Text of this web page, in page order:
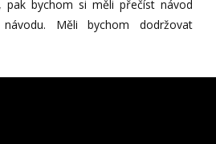
pak bychom si měli přečíst návod
Měli bychom dodržovat